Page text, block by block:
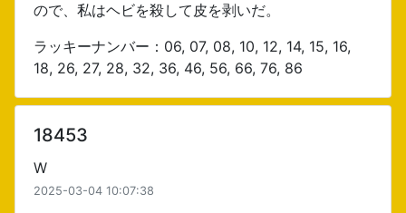
ので、私はヘビを殺して皮を剥いだ。
ラッキーナンバー：06, 07, 08, 10, 12, 14, 15, 16,
18, 26, 27, 28, 32, 36, 46, 56, 66, 76, 86
18453
W
2025-03-04 10:07:38